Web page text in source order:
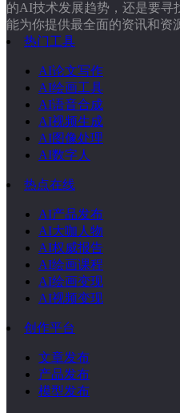
的AI技术发展趋势，还是要
能为你提供最全面的资讯和资
热门工具
AI论文写作
AI绘画工具
AI语音合成
AI视频生成
AI图像处理
AI数字人
热点在线
AI产品发布
AI大咖人物
AI权威报告
AI绘画课程
AI绘画变现
AI视频变现
创作平台
文章发布
产品发布
模型发布